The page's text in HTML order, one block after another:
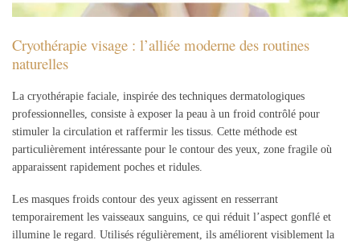
Cryothérapie visage : l’alliée moderne des routines
naturelles
La cryothérapie faciale, inspirée des techniques dermatologiques
professionnelles, consiste à exposer la peau à un froid contrôlé pour
stimuler la circulation et raffermir les tissus. Cette méthode est
particulièrement intéressante pour le contour des yeux, zone fragile où
apparaissent rapidement poches et ridules.
Les masques froids contour des yeux agissent en resserrant
temporairement les vaisseaux sanguins, ce qui réduit l’aspect gonflé et
illumine le regard. Utilisés régulièrement, ils améliorent visiblement la